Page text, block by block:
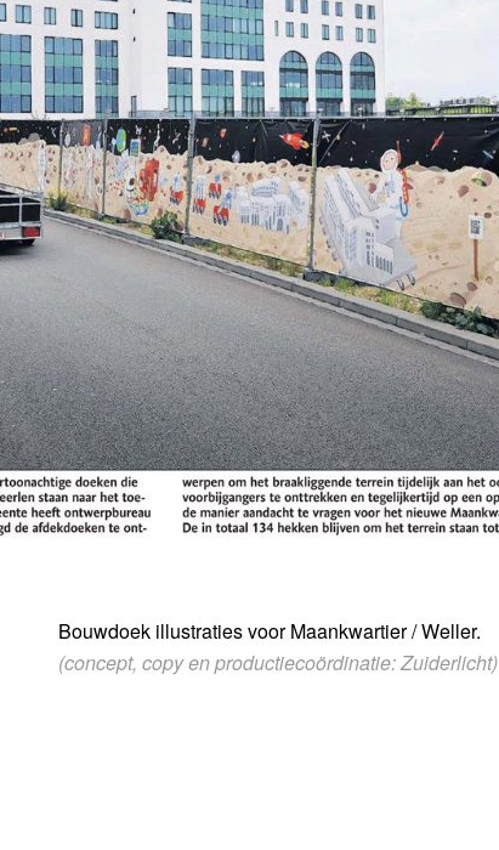
Bouwdoek illustraties voor Maankwartier / Weller.
(concept, copy en productiecoördinatie: Zuiderlicht)